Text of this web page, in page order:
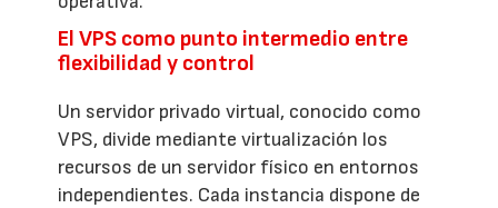
El VPS como punto intermedio entre
flexibilidad y control
Un servidor privado virtual, conocido como
VPS, divide mediante virtualización los
recursos de un servidor físico en entornos
independientes. Cada instancia dispone de